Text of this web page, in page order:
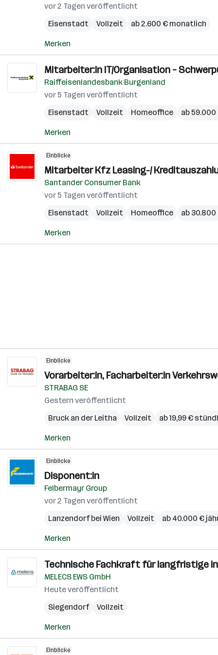
vor 2 Tagen veröffentlicht
Eisenstadt
Vollzeit ab 2.600 € monatlich
Merken
Mitarbeiter:in IT/Organisation –
Raiffeisenlandesbank Burgenland
vor 5 Tagen veröffentlicht
Eisenstadt
Vollzeit Homeoffice ab
Merken
Einblicke
Mitarbeiter Kfz Leasing-/
Santander Consumer Bank
vor 5 Tagen veröffentlicht
Eisenstadt
Vollzeit Homeoffice ab
Merken
Einblicke
Vorarbeiter:in, Facharbeiter:in
STRABAG SE
Gestern veröffentlicht
Bruck an der Leitha
Vollzeit ab 19,99 €
Merken
Einblicke
Disponent:in
Felbermayr Group
vor 2 Tagen veröffentlicht
Lanzendorf bei Wien
Vollzeit ab 40.000 €
Merken
Technische Fachkraft für langfristige
MELECS EWS GmbH
Heute veröffentlicht
Siegendorf
Vollzeit
Merken
Einblicke